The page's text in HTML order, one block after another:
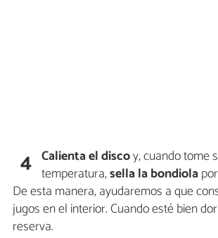
4 Calienta el discoy, cuando tome
temperatura,sella la bondiola
De esta manera, ayudaremos a que
jugos en el interior. Cuando esté bien
reserva.